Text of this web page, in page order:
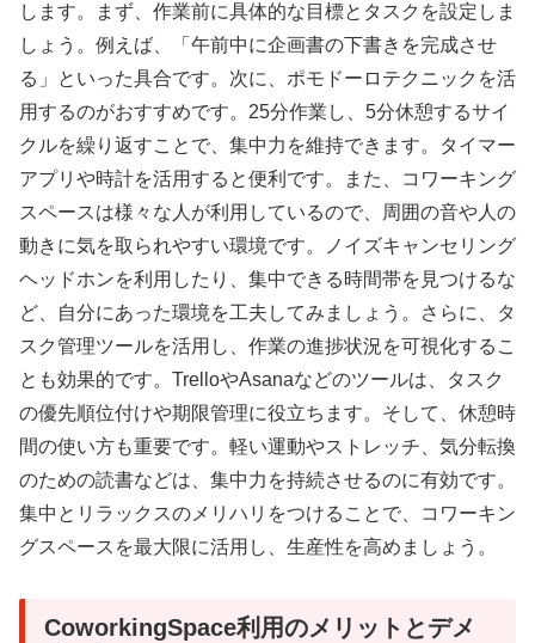
します。まず、作業前に具体的な目標とタスクを設定しま
しょう。例えば、「午前中に企画書の下書きを完成させ
る」といった具合です。次に、ポモドーロテクニックを活
用するのがおすすめです。25分作業し、5分休憩するサイ
クルを繰り返すことで、集中力を維持できます。タイマー
アプリや時計を活用すると便利です。また、コワーキング
スペースは様々な人が利用しているので、周囲の音や人の
動きに気を取られやすい環境です。ノイズキャンセリング
ヘッドホンを利用したり、集中できる時間帯を見つけるな
ど、自分にあった環境を工夫してみましょう。さらに、タ
スク管理ツールを活用し、作業の進捗状況を可視化するこ
とも効果的です。TrelloやAsanaなどのツールは、タスク
の優先順位付けや期限管理に役立ちます。そして、休憩時
間の使い方も重要です。軽い運動やストレッチ、気分転換
のための読書などは、集中力を持続させるのに有効です。
集中とリラックスのメリハリをつけることで、コワーキン
グスペースを最大限に活用し、生産性を高めましょう。
CoworkingSpace利用のメリットとデメ